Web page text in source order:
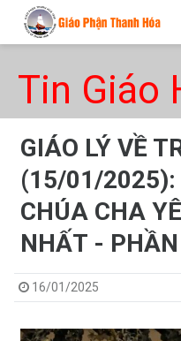
Tin Giáo
GIÁO LÝ VỀ
(15/01/2025):
CHÚA CHA
NHẤT -
16/01/2025